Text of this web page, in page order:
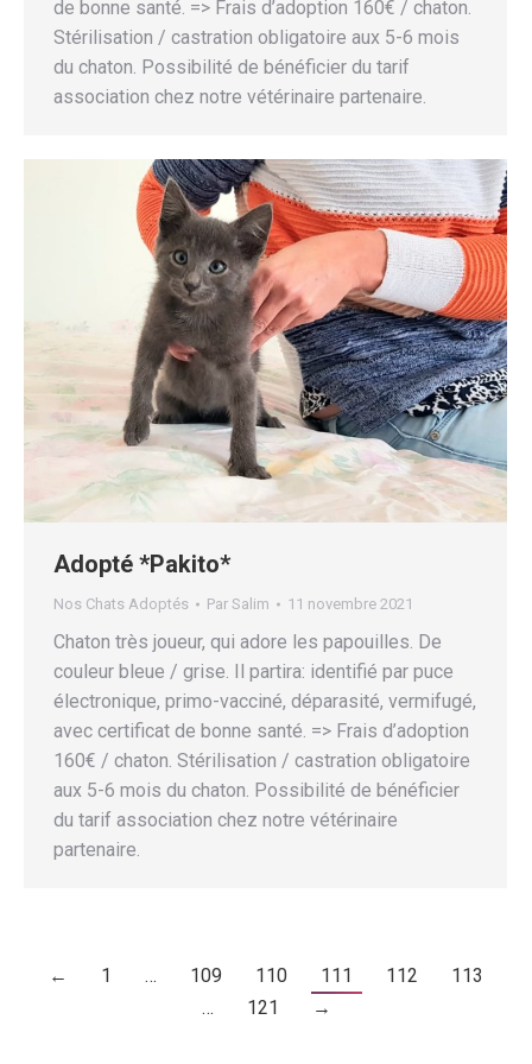
de bonne santé. => Frais d’adoption 160€ / chaton.
Stérilisation / castration obligatoire aux 5-6 mois
du chaton. Possibilité de bénéficier du tarif
association chez notre vétérinaire partenaire.
Adopté *Pakito*
Nos Chats Adoptés Par Salim 11 novembre 2021
Chaton très joueur, qui adore les papouilles. De
couleur bleue / grise. Il partira: identifié par puce
électronique, primo-vacciné, déparasité, vermifugé,
avec certificat de bonne santé. => Frais d’adoption
160€ / chaton. Stérilisation / castration obligatoire
aux 5-6 mois du chaton. Possibilité de bénéficier
du tarif association chez notre vétérinaire
partenaire.
← 1 … 109 110 111 112
113
…
121 →